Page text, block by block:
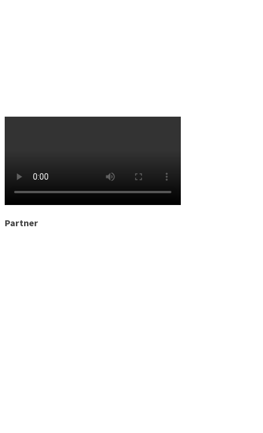
Partner